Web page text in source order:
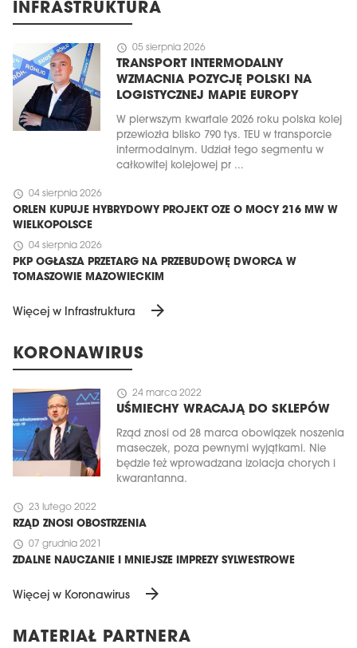
INFRASTRUKTURA
schedule 05 sierpnia 2026
TRANSPORT INTERMODALNY
WZMACNIA POZYCJĘ POLSKI NA
LOGISTYCZNEJ MAPIE EUROPY
W pierwszym kwartale 2026 roku polska kolej
przewiozła blisko 790 tys. TEU w transporcie
intermodalnym. Udział tego segmentu w
całkowitej kolejowej pr ...
schedule 04 sierpnia 2026
ORLEN KUPUJE HYBRYDOWY PROJEKT OZE O MOCY 216 MW W
WIELKOPOLSCE
schedule 04 sierpnia 2026
PKP OGŁASZA PRZETARG NA PRZEBUDOWĘ DWORCA W
TOMASZOWIE MAZOWIECKIM
Więcej w Infrastruktura arrow_forward
KORONAWIRUS
schedule 24 marca 2022
UŚMIECHY WRACAJĄ DO SKLEPÓW
Rząd znosi od 28 marca obowiązek noszenia
maseczek, poza pewnymi wyjątkami. Nie
będzie też wprowadzana izolacja chorych i
kwarantanna.
schedule 23 lutego 2022
RZĄD ZNOSI OBOSTRZENIA
schedule 07 grudnia 2021
ZDALNE NAUCZANIE I MNIEJSZE IMPREZY SYLWESTROWE
Więcej w Koronawirus arrow_forward
MATERIAŁ PARTNERA